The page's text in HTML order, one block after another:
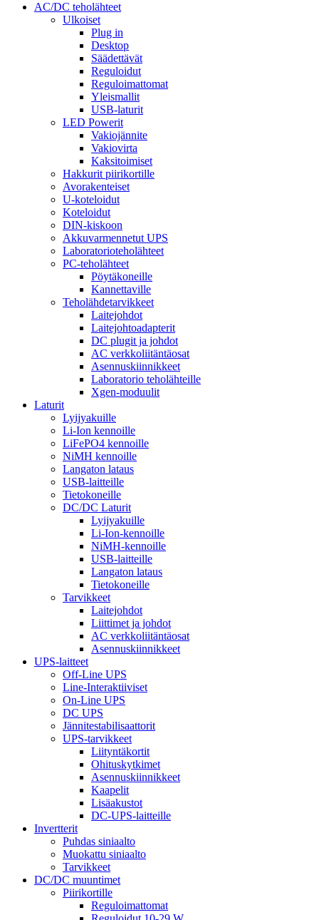
AC/DC teholähteet
Ulkoiset
Plug in
Desktop
Säädettävät
Reguloidut
Reguloimattomat
Yleismallit
USB-laturit
LED Powerit
Vakiojännite
Vakiovirta
Kaksitoimiset
Hakkurit piirikortille
Avorakenteiset
U-koteloidut
Koteloidut
DIN-kiskoon
Akkuvarmennetut UPS
Laboratorioteholähteet
PC-teholähteet
Pöytäkoneille
Kannettaville
Teholähdetarvikkeet
Laitejohdot
Laitejohtoadapterit
DC plugit ja johdot
AC verkkoliitäntäosat
Asennuskiinnikkeet
Laboratorio teholähteille
Xgen-moduulit
Laturit
Lyijyakuille
Li-Ion kennoille
LiFePO4 kennoille
NiMH kennoille
Langaton lataus
USB-laitteille
Tietokoneille
DC/DC Laturit
Lyijyakuille
Li-Ion-kennoille
NiMH-kennoille
USB-laitteille
Langaton lataus
Tietokoneille
Tarvikkeet
Laitejohdot
Liittimet ja johdot
AC verkkoliitäntäosat
Asennuskiinnikkeet
UPS-laitteet
Off-Line UPS
Line-Interaktiiviset
On-Line UPS
DC UPS
Jännitestabilisaattorit
UPS-tarvikkeet
Liityntäkortit
Ohituskytkimet
Asennuskiinnikkeet
Kaapelit
Lisäakustot
DC-UPS-laitteille
Invertterit
Puhdas siniaalto
Muokattu siniaalto
Tarvikkeet
DC/DC muuntimet
Piirikortille
Reguloimattomat